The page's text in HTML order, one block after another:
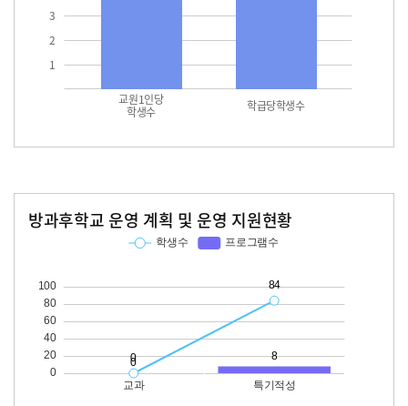
1
2
3
교원1인당
학생수 학급당학생수
방과후학교 운영 계획 및 운영 지원현황